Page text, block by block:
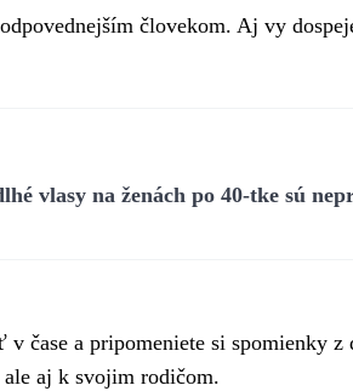
človekom. Aj vy
vlasy na ženách po 40-tke sú
čase a pripomeniete si spomienky z
aj k svojim rodičom.